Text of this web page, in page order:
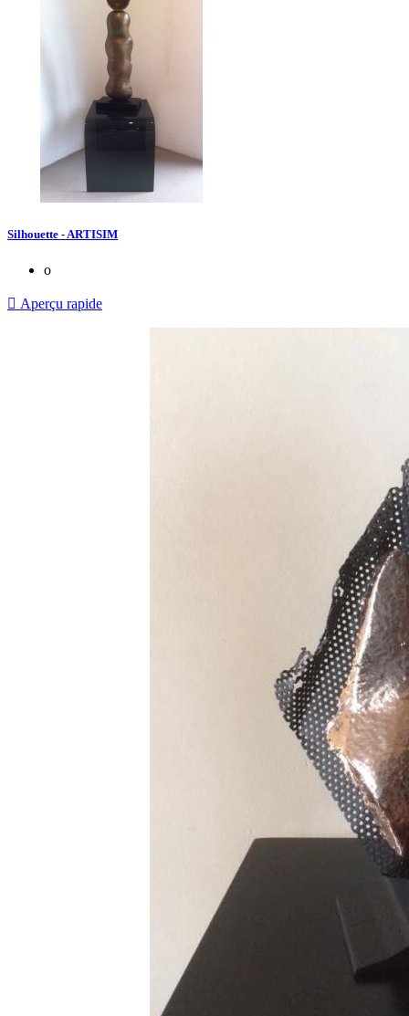
Silhouette - ARTISIM
o
 Aperçu rapide